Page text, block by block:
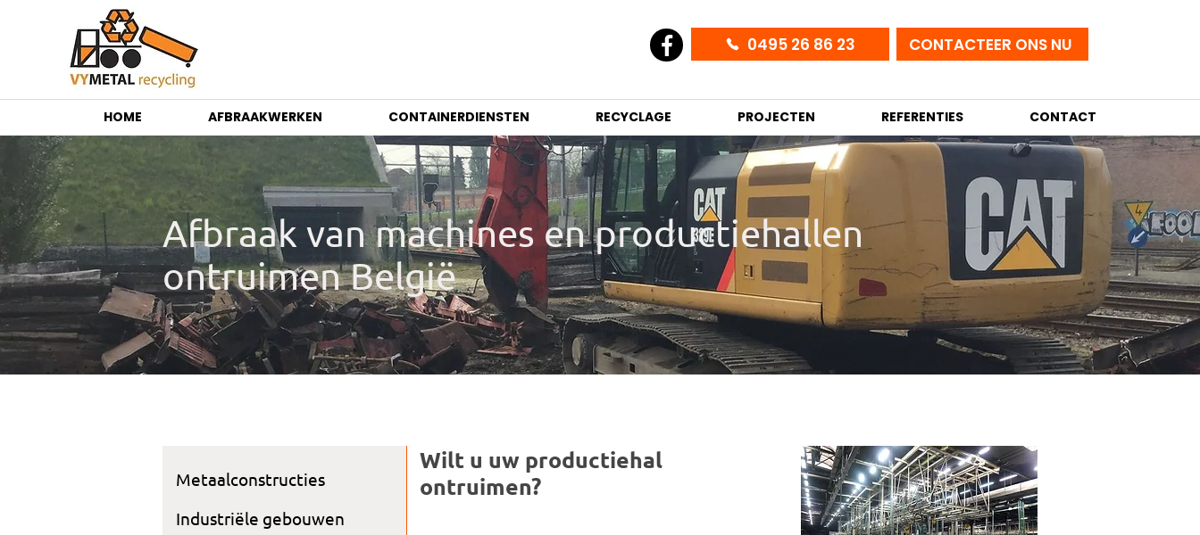
0495 26 86 23 CONTACTEER ONS NU
HOME AFBRAAKWERKEN CONTAINERDIENSTEN RECYCLAGE PROJECTEN REFERENTIES CONTACT
Afbraak van machines en productiehallen
ontruimen België
Metaalconstructies
Industriële gebouwen
Wilt u uw productiehal
ontruimen?